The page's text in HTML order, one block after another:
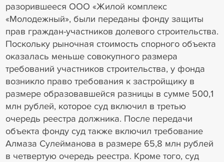
разорившееся ООО «Жилой комплекс
«Молодежный», были переданы фонду защиты
прав граждан-участников долевого строительства.
Поскольку рыночная стоимость спорного объекта
оказалась меньше совокупного размера
требований участников строительства, у фонда
возникло право требования к застройщику в
размере образовавшейся разницы в сумме 500,1
млн рублей, которое суд включил в третью
очередь реестра должника. После передачи
объекта фонду суд также включил требование
Алмаза Сулейманова в размере 65,8 млн рублей
в четвертую очередь реестра. Кроме того, суд